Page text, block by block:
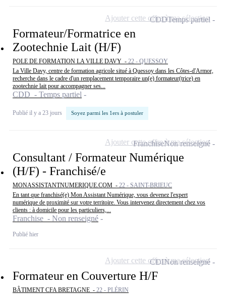
Formateur/Formatrice en
Zootechnie Lait (H/F)
POLE DE FORMATION LA VILLE DAVY - 22 - QUESSOY
La Ville Davy, centre de formation agricole situé à Quessoy dans les Côtes-d'Armor,
recherche dans le cadre d'un remplacement temporaire un(e) formateur(trice) en
zootechnie lait pour accompagner ses...
CDD - Temps partiel
Publié il y a 23 jours Soyez parmi les 1ers à postuler
CDDTemps partiel
Ajouter cette offre à ma sélection
Consultant / Formateur Numérique
(H/F) - Franchisé/e
MONASSISTANTNUMERIQUE.COM - 22 - SAINT-BRIEUC
En tant que franchisé(e) Mon Assistant Numérique, vous devenez l'expert
numérique de proximité sur votre territoire. Vous intervenez directement chez vos
clients : à domicile pour les particuliers,...
Franchise - Non renseigné
Publié hier
FranchiseNon renseigné
Ajouter cette offre à ma sélection
Formateur en Couverture H/F
BÂTIMENT CFA BRETAGNE - 22 - PLÉRIN
CDINon renseigné
Ajouter cette offre à ma sélection